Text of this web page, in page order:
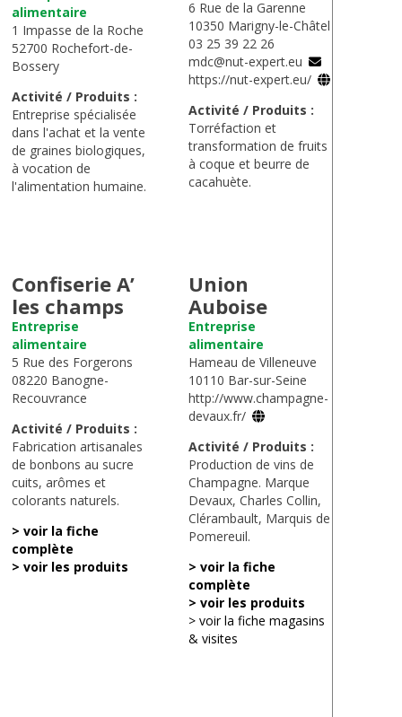
alimentaire
1 Impasse de la Roche
52700 Rochefort-de-
Bossery
Activité / Produits :
Entreprise spécialisée
dans l'achat et la vente
de graines biologiques,
à vocation de
l'alimentation humaine.
6 Rue de la Garenne
10350 Marigny-le-Châtel
03 25 39 22 26
mdc@nut-expert.eu
https://nut-expert.eu/
Activité / Produits :
Torréfaction et
transformation de fruits
à coque et beurre de
cacahuète.
Confiserie A’
les champs
Entreprise
alimentaire
5 Rue des Forgerons
08220 Banogne-
Recouvrance
Activité / Produits :
Fabrication artisanales
de bonbons au sucre
cuits, arômes et
colorants naturels.
> voir la fiche
complète
> voir les produits
Union
Auboise
Entreprise
alimentaire
Hameau de Villeneuve
10110 Bar-sur-Seine
http://www.champagne-
devaux.fr/
Activité / Produits :
Production de vins de
Champagne. Marque
Devaux, Charles Collin,
Clérambault, Marquis de
Pomereuil.
> voir la fiche
complète
> voir les produits
> voir la fiche magasins
& visites